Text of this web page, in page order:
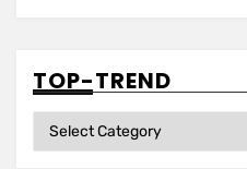
TOP-TREND
Top-